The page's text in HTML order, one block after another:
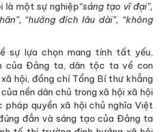
là một sự nghiệp“sáng tạo vĩ đại”,
“hướng đích lâu dài”, “không
sự lựa chọn mang tính tất yếu,
của Đảng ta, dân tộc ta về con
hội, đồng chí Tổng Bí thư khẳng
nền dân chủ trong xã hội xã hội
pháp quyền xã hội chủ nghĩa Việt
đắn và sáng tạo của Đảng ta